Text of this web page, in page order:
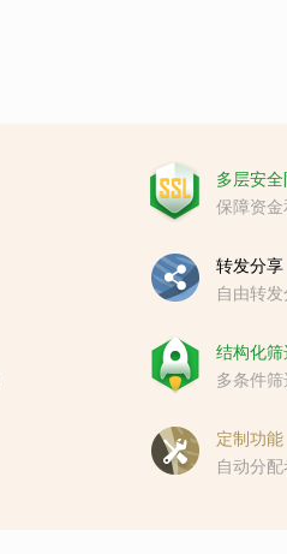
多层安全
保障资
转发分享
自由转
结构化筛
多条件
定制功能
自动分